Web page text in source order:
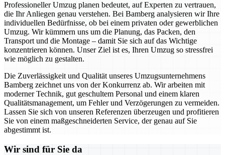
Professioneller Umzug planen bedeutet, auf Experten zu vertrauen,
die Ihr Anliegen genau verstehen. Bei Bamberg analysieren wir Ihre
individuellen Bedürfnisse, ob bei einem privaten oder gewerblichen
Umzug. Wir kümmern uns um die Planung, das Packen, den
Transport und die Montage – damit Sie sich auf das Wichtige
konzentrieren können. Unser Ziel ist es, Ihren Umzug so stressfrei
wie möglich zu gestalten.
Die Zuverlässigkeit und Qualität unseres Umzugsunternehmens
Bamberg zeichnet uns von der Konkurrenz ab. Wir arbeiten mit
moderner Technik, gut geschultem Personal und einem klaren
Qualitätsmanagement, um Fehler und Verzögerungen zu vermeiden.
Lassen Sie sich von unseren Referenzen überzeugen und profitieren
Sie von einem maßgeschneiderten Service, der genau auf Sie
abgestimmt ist.
Wir sind für Sie da